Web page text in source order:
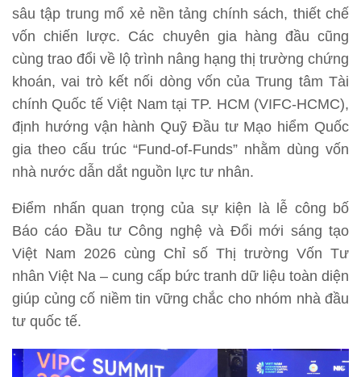
sâu tập trung mổ xẻ nền tảng chính sách, thiết chế
vốn chiến lược. Các chuyên gia hàng đầu cũng
cùng trao đổi về lộ trình nâng hạng thị trường chứng
khoán, vai trò kết nối dòng vốn của Trung tâm Tài
chính Quốc tế Việt Nam tại TP. HCM (VIFC-HCMC),
định hướng vận hành Quỹ Đầu tư Mạo hiểm Quốc
gia theo cấu trúc “Fund-of-Funds” nhằm dùng vốn
nhà nước dẫn dắt nguồn lực tư nhân.
Điểm nhấn quan trọng của sự kiện là lễ công bố
Báo cáo Đầu tư Công nghệ và Đổi mới sáng tạo
Việt Nam 2026 cùng Chỉ số Thị trường Vốn Tư
nhân Việt Na – cung cấp bức tranh dữ liệu toàn diện
giúp củng cố niềm tin vững chắc cho nhóm nhà đầu
tư quốc tế.